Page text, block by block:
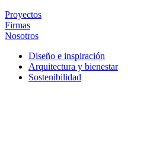
Proyectos
Firmas
Nosotros
Diseño e inspiración
Arquitectura y bienestar
Sostenibilidad